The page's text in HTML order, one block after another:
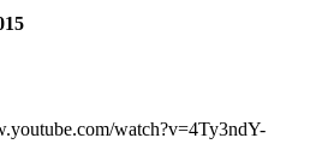
watch?v=4Ty3ndY-